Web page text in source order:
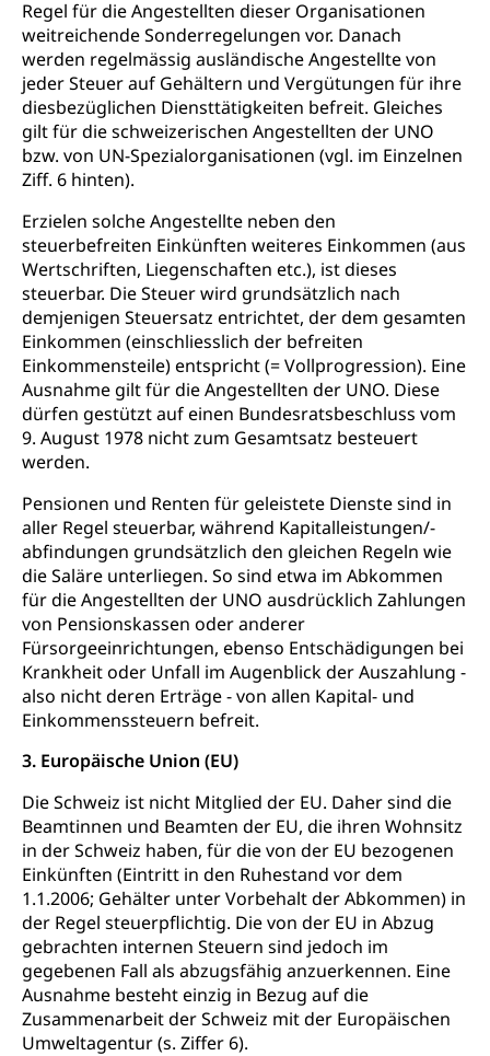
Regel für die Angestellten dieser Organisationen
weitreichende Sonderregelungen vor. Danach
werden regelmässig ausländische Angestellte von
jeder Steuer auf Gehältern und Vergütungen für ihre
diesbezüglichen Diensttätigkeiten befreit. Gleiches
gilt für die schweizerischen Angestellten der UNO
bzw. von UN-Spezialorganisationen (vgl. im Einzelnen
Ziff. 6 hinten).
Erzielen solche Angestellte neben den
steuerbefreiten Einkünften weiteres Einkommen (aus
Wertschriften, Liegenschaften etc.), ist dieses
steuerbar. Die Steuer wird grundsätzlich nach
demjenigen Steuersatz entrichtet, der dem gesamten
Einkommen (einschliesslich der befreiten
Einkommensteile) entspricht (= Vollprogression). Eine
Ausnahme gilt für die Angestellten der UNO. Diese
dürfen gestützt auf einen Bundesratsbeschluss vom
9. August 1978 nicht zum Gesamtsatz besteuert
werden.
Pensionen und Renten für geleistete Dienste sind in
aller Regel steuerbar, während Kapitalleistungen/-
abfindungen grundsätzlich den gleichen Regeln wie
die Saläre unterliegen. So sind etwa im Abkommen
für die Angestellten der UNO ausdrücklich Zahlungen
von Pensionskassen oder anderer
Fürsorgeeinrichtungen, ebenso Entschädigungen bei
Krankheit oder Unfall im Augenblick der Auszahlung -
also nicht deren Erträge - von allen Kapital- und
Einkommenssteuern befreit.
3. Europäische Union (EU)
Die Schweiz ist nicht Mitglied der EU. Daher sind die
Beamtinnen und Beamten der EU, die ihren Wohnsitz
in der Schweiz haben, für die von der EU bezogenen
Einkünften (Eintritt in den Ruhestand vor dem
1.1.2006; Gehälter unter Vorbehalt der Abkommen) in
der Regel steuerpflichtig. Die von der EU in Abzug
gebrachten internen Steuern sind jedoch im
gegebenen Fall als abzugsfähig anzuerkennen. Eine
Ausnahme besteht einzig in Bezug auf die
Zusammenarbeit der Schweiz mit der Europäischen
Umweltagentur (s. Ziffer 6).
Offene Sporthallen
Gesundheitsförderung
Jugend+Sport
Freiwilliger Schulsport
Haustiere, Heimtiere, Wildtiere, Veterinärmedizin,
Tiermedizin, Tierarzt, Tierschutz, Jagd, Fischerei,
Viehzucht
Tierschutz
Hobbytierhaltung und Bienen
Wildtiere
Halten von Wildtieren
Haltung Heimtiere
Hunde
Todesfall
Bestattung, Beerdigung, Testament, Erbrecht,
Erbschaft, Todesschein, Todesanzeige,
Ärztliche Todesbescheinigung
Sicherheit
Armee
Militär, Militärdienst, Militärdienstpflicht,
Wehrpflicht, Berufssoldat, Militärdienstverweigerer,
Dienstverweigerer, Militärdienstverweigerung,
Wehrpflichtersatz, Wehrpflichtersatzabgabe
Militär
Schweizer Armee
Erwerbsausfallentschädigung (WAS Luzern)
Bevölkerungsschutz
Katastrophenschutz, Katastrophenhilfe, Polizei,
Feuerwehr, Gesundheitswesen, technische Betriebe,
Alarmierung, Sirenentest
Kantonaler Führungsstab
Polizei
Ordnungskräfte, Sicherheit, öffentliche Ordnung
Polizei
Versorgung
Vorratshaltung, Vorrat
Wasserversorgung
Waffen
Waffenerwerbsschein, Waffenschein, Waffenbüro,
Waffentragen, Selbstverteidigung
Waffen, Sprengstoffe und Pyrotechnik
Zivildienst
Militärdienst
Bundesamt für Zivildienst ZIVI
Erwerbsausfallentschädigung (WAS Luzern)
Zivilschutz
Schutzdienstpflicht, Schutzraum,
Schutzraumbaupflicht